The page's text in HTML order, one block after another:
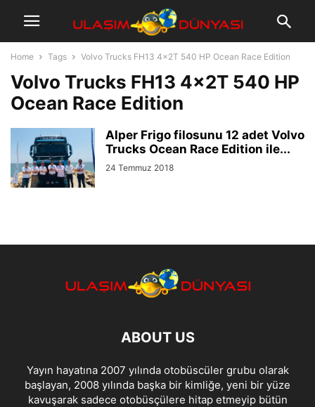
Home Tags Volvo Trucks FH13 4x2T 540 HP Ocean Race Edition
Volvo Trucks FH13 4x2T 540 HP
Ocean Race Edition
Alper Frigo filosunu 12 adet Volvo
Trucks Ocean Race Edition ile...
24 Temmuz 2018
ABOUT US
Yayın hayatına 2007 yılında otobüscüler grubu olarak
başlayan, 2008 yılında başka bir kimliğe, yeni bir yüze
kavuşarak sadece otobüsçülere hitap etmeyip bütün